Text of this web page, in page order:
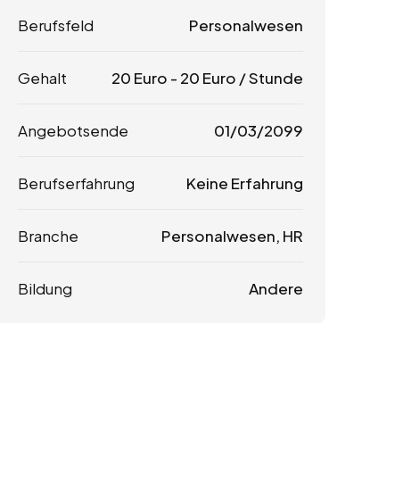
Berufsfeld Personalwesen
Gehalt 20 Euro - 20 Euro / Stunde
Angebotsende 01/03/2099
Berufserfahrung Keine Erfahrung
Branche Personalwesen, HR
Bildung Andere